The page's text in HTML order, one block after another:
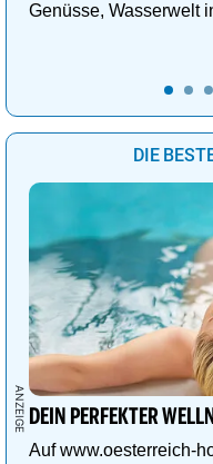
Genüsse, Wasserwelt
DIE
DEIN PERFEKTER
Auf www.oesterreich-